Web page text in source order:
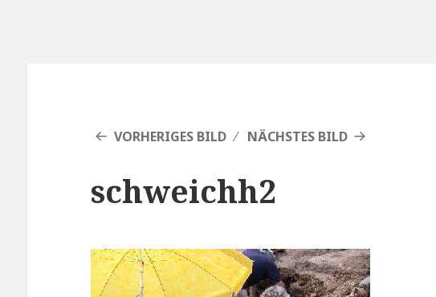
VORHERIGES BILD NÄCHSTES BILD
schweichh2